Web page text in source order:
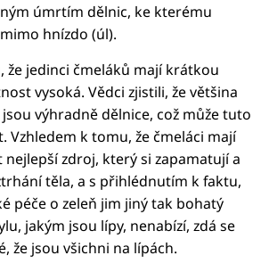
úmrtím dělnic, ke kterému
hnízdo (úl).
že jedinci čmeláků mají krátkou
vysoká. Vědci zjistili, že většina
výhradně dělnice, což může tuto
Vzhledem k tomu, že čmeláci mají
zdroj, který si zapamatují a
těla, a s přihlédnutím k faktu,
péče o zeleň jim jiný tak bohatý
jakým jsou lípy, nenabízí, zdá se
že jsou všichni na lípách.